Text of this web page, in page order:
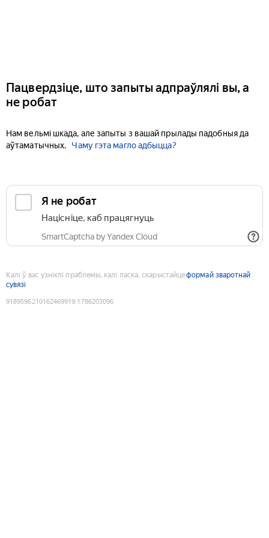
Пацвердзіце, што запыты адпраўлялі вы, а
не робат
Нам вельмі шкада, але запыты з вашай прылады падобныя да
аўтаматычных.
Чаму гэта магло адбыцца?
Я не робат
Націсніце, каб працягнуць
SmartCaptcha by Yandex Cloud
Калі ў вас узніклі праблемы, калі ласка, скарыстайцеформай зваротнай
сувязі
9189596210162469919:1786203096